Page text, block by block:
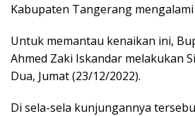
Kabupaten Tangerang
Untuk memantau kenaikan ini,
Ahmed Zaki Iskandar melakukan
Dua, Jumat (23/12/2022).
Di sela-sela kunjungannya